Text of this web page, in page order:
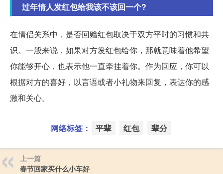
过年情人发红包给我该不该回一个?
在情侣关系中，是否回赠红包取决于双方平时的习惯和共
识。一般来说，如果对方发红包给你，那就意味着他希望
你能够开心，也表示他一直牵挂着你。作为回应，你可以
根据对方的喜好，以言语或者小礼物来回复，表达你的感
激和关心。
网络标签： 平辈 红包 辈分
上一篇
春节回家买什么小车好